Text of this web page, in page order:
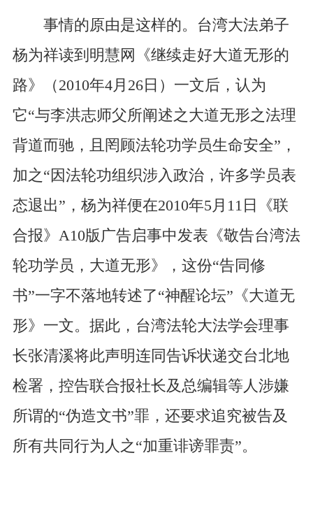
事情的原由是这样的。台湾大法弟子
杨为祥读到明慧网《继续走好大道无形的
路》（2010年4月26日）一文后，认为
它“与李洪志师父所阐述之大道无形之法理
背道而驰，且罔顾法轮功学员生命安全”，
加之“因法轮功组织涉入政治，许多学员表
态退出”，杨为祥便在2010年5月11日《联
合报》A10版广告启事中发表《敬告台湾法
轮功学员，大道无形》，这份“告同修
书”一字不落地转述了“神醒论坛”《大道无
形》一文。据此，台湾法轮大法学会理事
长张清溪将此声明连同告诉状递交台北地
检署，控告联合报社长及总编辑等人涉嫌
所谓的“伪造文书”罪，还要求追究被告及
所有共同行为人之“加重诽谤罪责”。